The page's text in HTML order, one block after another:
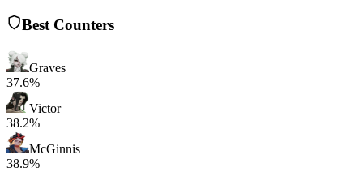
Best Counters
Graves
37.6%
Victor
38.2%
McGinnis
38.9%